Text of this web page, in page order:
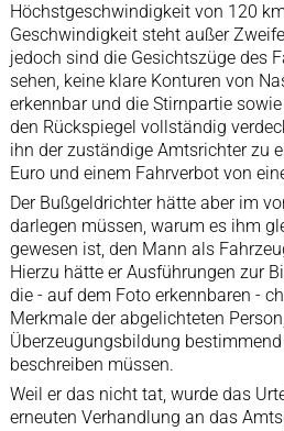
Höchstgeschwindigkeit von 120
Geschwindigkeit steht außer
jedoch sind die Gesichtszüge des
sehen, keine klare Konturen von
erkennbar und die Stirnpartie
den Rückspiegel vollständig
ihn der zuständige Amtsrichter zu
Euro und einem Fahrverbot von
Der Bußgeldrichter hätte aber im
darlegen müssen, warum es ihm
gewesen ist, den Mann als
Hierzu hätte er Ausführungen zur
die - auf dem Foto erkennbaren -
Merkmale der abgelichteten
Überzeugungsbildung
beschreiben müssen.
Weil er das nicht tat, wurde das
erneuten Verhandlung an das